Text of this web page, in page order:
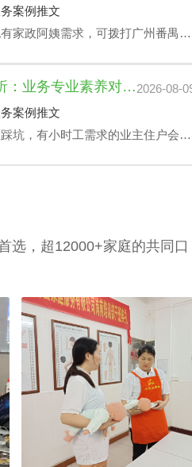
家价位的关键部分有哪些成分？丰
HR下面文章做析述。
案例推文
家政阿姨需求，可拨打广州番禺区
配合适的阿姨。
全解析：业务专业素养对家政中心荔湾小时工费用的真影响2026-08-
案例推文
坑，有小时工需求的业主住户会对
小时工费用的核心因素涉及哪些？
用HR下文文章做展开。
选，超12000+家庭的共同口